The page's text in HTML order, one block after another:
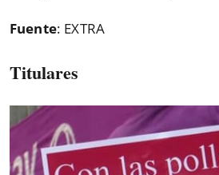
Fuente: EXTRA
Titulares